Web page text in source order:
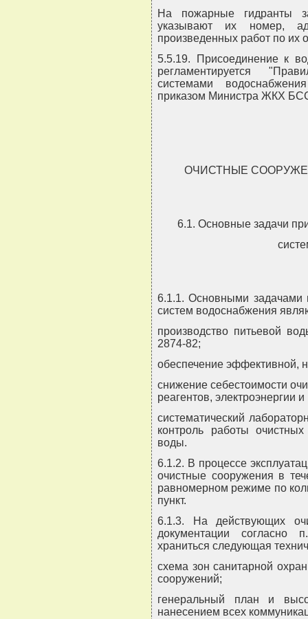
На пожарные гидранты
указывают их номер,
произведенных работ по их
5.5.19. Присоединение к
регламентируется
системами
приказом Министра ЖКХ
ОЧИСТНЫЕ
6.1. Основные задачи
6.1.1. Основными задачами
систем водоснабжения
производство питьевой
2874-82;
обеспечение эффективной,
снижение себестоимости
реагентов, электроэнергии
систематический
контроль работы
воды.
6.1.2. В процессе
очистные сооружения в
равномерном режиме по
пункт.
6.1.3. На действующих
документации
храниться следующая
схема зон санитарной
сооружений;
генеральный план и
нанесением всех